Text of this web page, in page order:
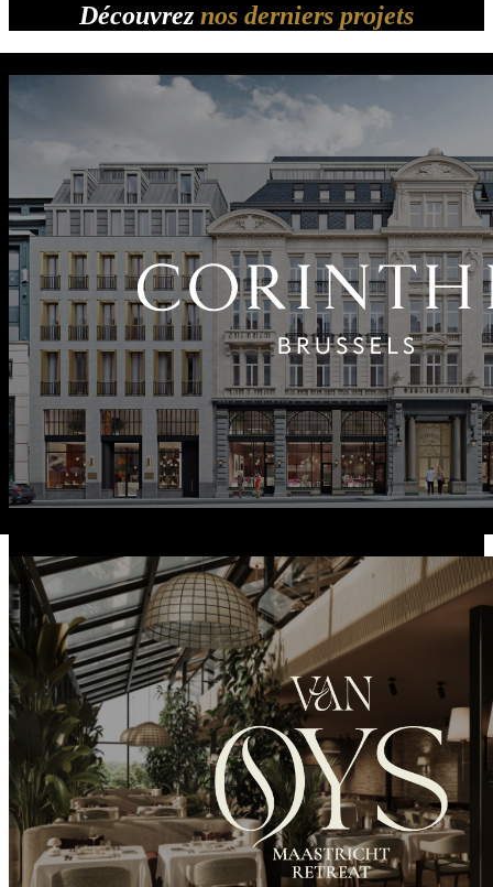
Découvreznos derniers projets